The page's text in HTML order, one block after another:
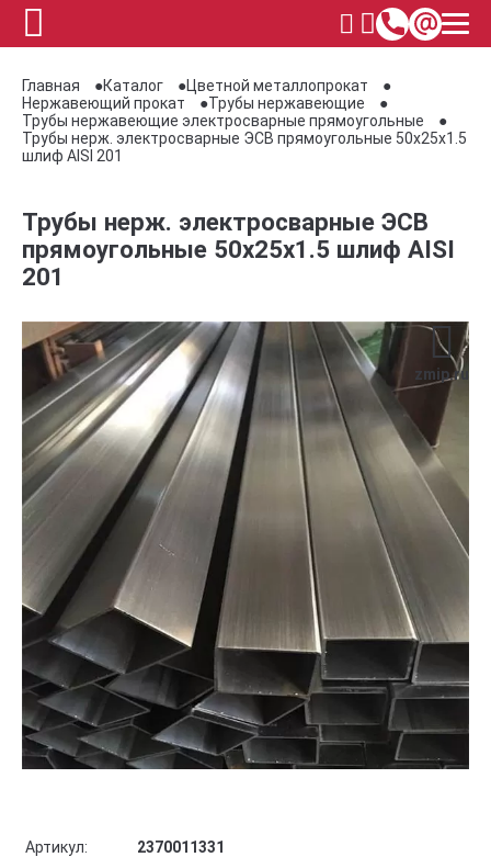
Главная Каталог
Цветной металлопрокат
Нержавеющий прокат
Трубы нержавеющие
Трубы нержавеющие электросварные прямоугольные
Трубы нерж. электросварные ЭСВ прямоугольные 50x25x1.5
шлиф AISI 201
Трубы нерж. электросварные ЭСВ
прямоугольные 50x25x1.5 шлиф AISI
201
zmip.ru
Артикул:
2370011331